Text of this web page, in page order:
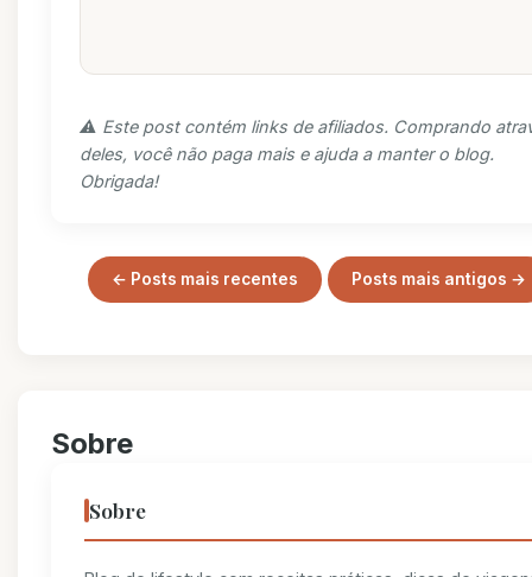
⚠️ Este post contém links de afiliados. Comprando
deles, você não paga mais e ajuda a manter o blog.
Obrigada!
← Posts mais recentes Posts mais antigos →
Sobre
Sobre